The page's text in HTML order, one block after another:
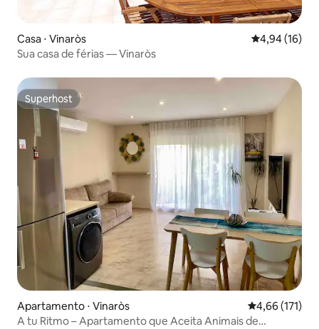
Casa ⋅ Vinaròs 4,94 de uma
4,94 (16)
Sua casa de férias — Vinaròs
Superhost
Superhost
Apartamento ⋅ Vinaròs 4,66 de uma
4,66 (171)
A tu Ritmo – Apartamento que Aceita Animais de